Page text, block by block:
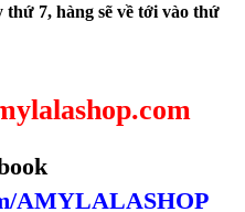
7, hàng sẽ về tới vào thứ
AMYLALASHOP